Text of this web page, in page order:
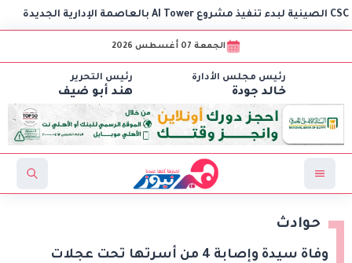
الجمعة 07 أغسطس 2026
رئيس مجلس الأدارة
خالد جودة
رئيس التحرير
هند أبو ضيف
حوادث
وفاة سيدة وإصابة 4 من أسرتها تحت عجلات